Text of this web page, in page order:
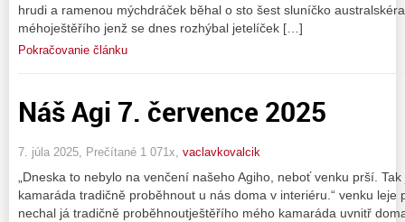
hrudi a ramenou mýchdráček běhal o sto šest sluníčko
méhoještěřího jenž se dnes rozhýbal jetelíček […]
Pokračovanie článku
Náš Agi 7. července 2025
7. júla 2025, Prečítané 1 071x, vaclavkovalcik
„Dneska to nebylo na venčení našeho Agiho, neboť venku prší.
kamaráda tradičně proběhnout u nás doma v interiéru.“ venku
nechal já tradičně proběhnoutještěřího mého kamaráda uvnitř